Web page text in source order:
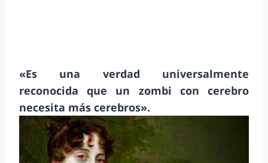
«Es una verdad universalmente
reconocida que un zombi con cerebro
necesita más cerebros».